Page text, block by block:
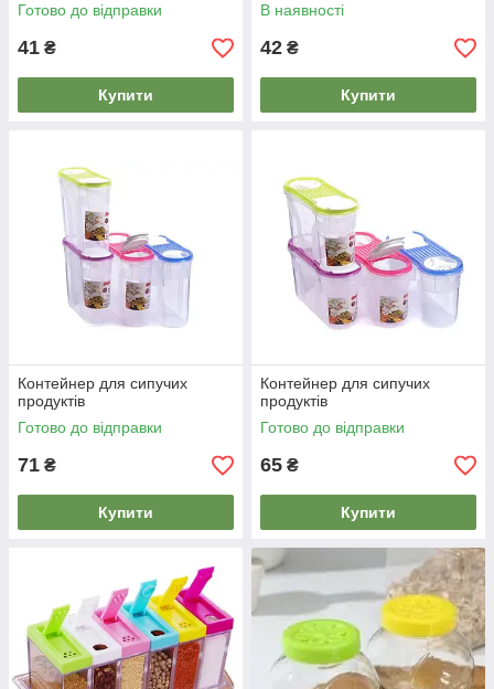
Готово до відправки
41 ₴
Купити
В наявності
42 ₴
Купити
Контейнер для сипучих
продуктів
Готово до відправки
71 ₴
Купити
Контейнер для сипучих
продуктів
Готово до відправки
65 ₴
Купити